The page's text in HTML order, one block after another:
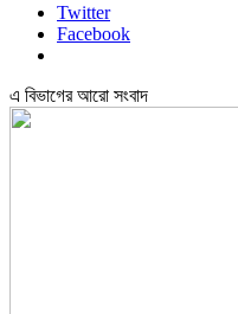
Twitter
Facebook
এ বিভাগের আরো সংবাদ